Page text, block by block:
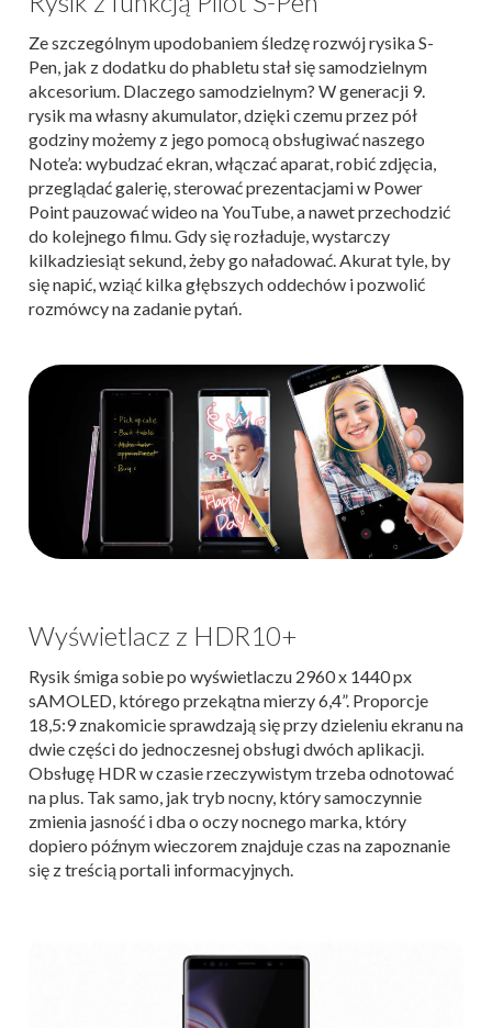
Ze szczególnym upodobaniem śledzę rozwój rysika S-
Pen, jak z dodatku do phabletu stał się samodzielnym
akcesorium. Dlaczego samodzielnym? W generacji 9.
rysik ma własny akumulator, dzięki czemu przez pół
godziny możemy z jego pomocą obsługiwać naszego
Note’a: wybudzać ekran, włączać aparat, robić zdjęcia,
przeglądać galerię, sterować prezentacjami w Power
Point pauzować wideo na YouTube, a nawet przechodzić
do kolejnego filmu. Gdy się rozładuje, wystarczy
kilkadziesiąt sekund, żeby go naładować. Akurat tyle, by
się napić, wziąć kilka głębszych oddechów i pozwolić
rozmówcy na zadanie pytań.
Wyświetlacz z HDR10+
Rysik śmiga sobie po wyświetlaczu 2960 x 1440 px
sAMOLED, którego przekątna mierzy 6,4”. Proporcje
18,5:9 znakomicie sprawdzają się przy dzieleniu ekranu na
dwie części do jednoczesnej obsługi dwóch aplikacji.
Obsługę HDR w czasie rzeczywistym trzeba odnotować
na plus. Tak samo, jak tryb nocny, który samoczynnie
zmienia jasność i dba o oczy nocnego marka, który
dopiero późnym wieczorem znajduje czas na zapoznanie
się z treścią portali informacyjnych.